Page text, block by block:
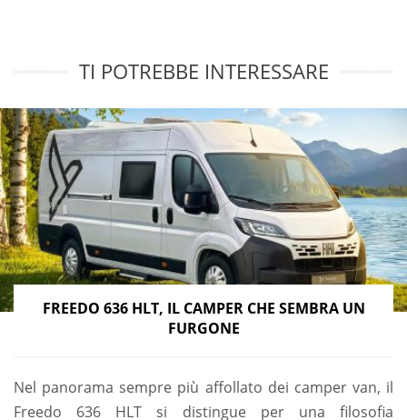
TI POTREBBE INTERESSARE
FREEDO 636 HLT, IL CAMPER CHE SEMBRA UN
FURGONE
Nel panorama sempre più affollato dei camper van, il
Freedo 636 HLT si distingue per una filosofia